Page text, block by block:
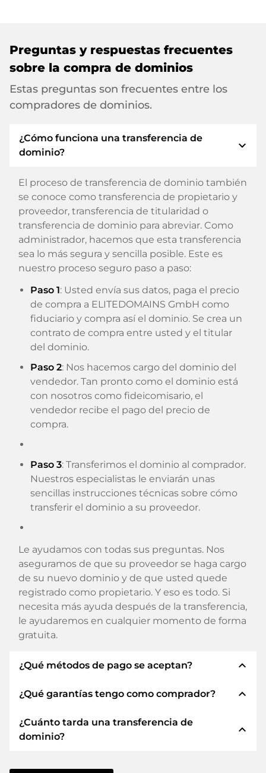
Preguntas y respuestas frecuentes
sobre la compra de dominios
Estas preguntas son frecuentes entre los
compradores de dominios.
¿Cómo funciona una transferencia de
dominio?
expand_more
El proceso de transferencia de dominio también
se conoce como transferencia de propietario y
proveedor, transferencia de titularidad o
transferencia de dominio para abreviar. Como
administrador, hacemos que esta transferencia
sea lo más segura y sencilla posible. Este es
nuestro proceso seguro paso a paso:
Paso 1: Usted envía sus datos, paga el precio
de compra a ELITEDOMAINS GmbH como
fiduciario y compra así el dominio. Se crea un
contrato de compra entre usted y el titular
del dominio.
Paso 2: Nos hacemos cargo del dominio del
vendedor. Tan pronto como el dominio está
con nosotros como fideicomisario, el
vendedor recibe el pago del precio de
compra.
Paso 3: Transferimos el dominio al comprador.
Nuestros especialistas le enviarán unas
sencillas instrucciones técnicas sobre cómo
transferir el dominio a su proveedor.
Le ayudamos con todas sus preguntas. Nos
aseguramos de que su proveedor se haga cargo
de su nuevo dominio y de que usted quede
registrado como propietario. Y eso es todo. Si
necesita más ayuda después de la transferencia,
le ayudaremos en cualquier momento de forma
gratuita.
¿Qué métodos de pago se aceptan? expand_less
Utilizamos SEPA como prepago y utilizamos
para los métodos de pago disponibles como:
Tarjetas de crédito, PayPal, Klarna, ApplePay,
¿Qué garantías tengo como comprador? expand_less
Siempre le garantizamos como comprador las
siguientes seguridades. Esto es lo que
¿Cuánto tarda una transferencia de
dominio?
expand_less
La transferencia de dominio a un nuevo